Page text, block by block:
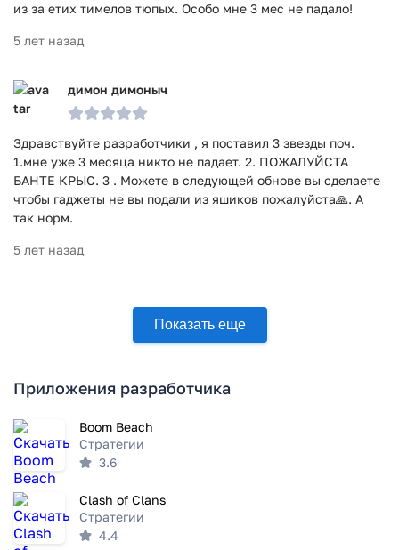
из за етих тимелов тюпых. Особо мне 3 мес не падало!
5 лет назад
димон димоныч
Здравствуйте разработчики , я поставил 3 звезды поч.
1.мне уже 3 месяца никто не падает. 2. ПОЖАЛУЙСТА
БАНТЕ КРЫС. 3 . Можете в следующей обнове вы сделаете
чтобы гаджеты не вы подали из яшиков пожалуйста🙏. А
так норм.
5 лет назад
Показать еще
Приложения разработчика
Boom Beach
Стратегии
3.6
Clash of Clans
Стратегии
4.4